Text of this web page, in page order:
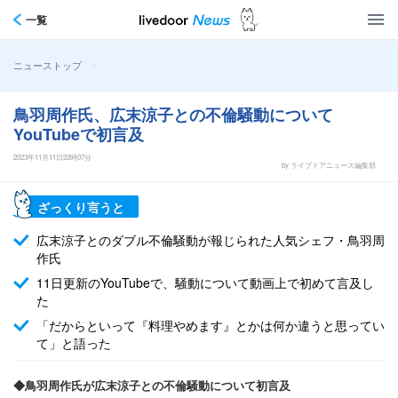
一覧
ニューストップ >
鳥羽周作氏、広末涼子との不倫騒動について
YouTubeで初言及
2023年11月11日22時07分
by ライブドアニュース編集部
ざっくり言うと
広末涼子とのダブル不倫騒動が報じられた人気シェフ・鳥羽周
作氏
11日更新のYouTubeで、騒動について動画上で初めて言及し
た
「だからといって『料理やめます』とかは何か違うと思ってい
て」と語った
◆鳥羽周作氏が広末涼子との不倫騒動について初言及